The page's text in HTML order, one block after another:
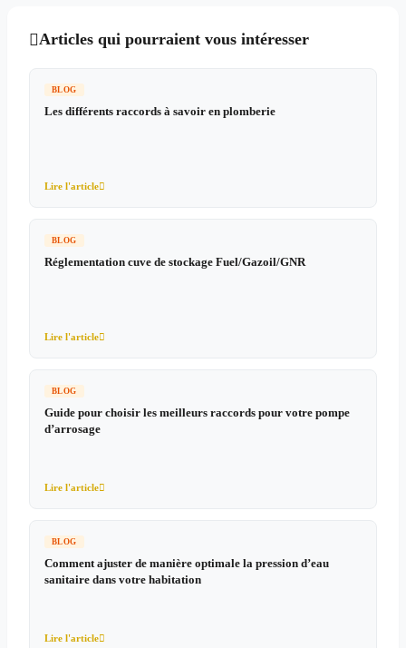
Articles qui pourraient vous intéresser
BLOG
Les différents raccords à savoir en plomberie
Lire l'article
BLOG
Réglementation cuve de stockage Fuel/Gazoil/GNR
Lire l'article
BLOG
Guide pour choisir les meilleurs raccords pour votre pompe
d’arrosage
Lire l'article
BLOG
Comment ajuster de manière optimale la pression d’eau
sanitaire dans votre habitation
Lire l'article